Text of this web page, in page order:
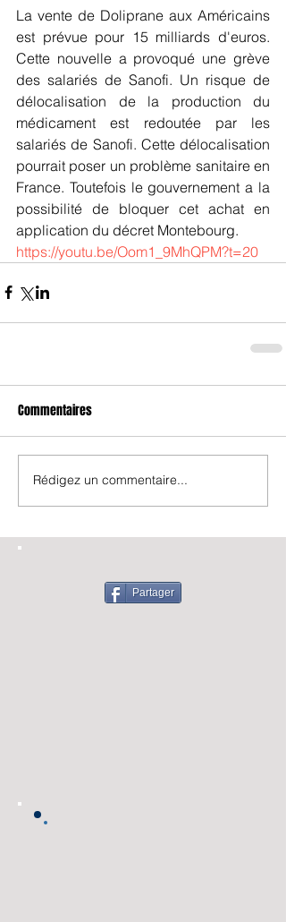
La vente de Doliprane aux Américains
est prévue pour 15 milliards d'euros.
Cette nouvelle a provoqué une grève
des salariés de Sanofi. Un risque de
délocalisation de la production du
médicament est redoutée par les
salariés de Sanofi. Cette délocalisation
pourrait poser un problème sanitaire en
France. Toutefois le gouvernement a la
possibilité de bloquer cet achat en
application du décret Montebourg.
https://youtu.be/Oom1_9MhQPM?t=20
Commentaires
Rédigez un commentaire...
Partager